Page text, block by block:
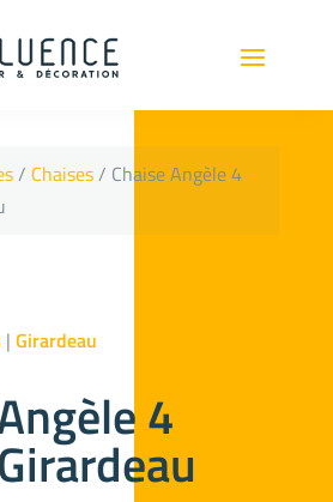
/ Chaises/ Chaise Angèle 4
| Girardeau
4